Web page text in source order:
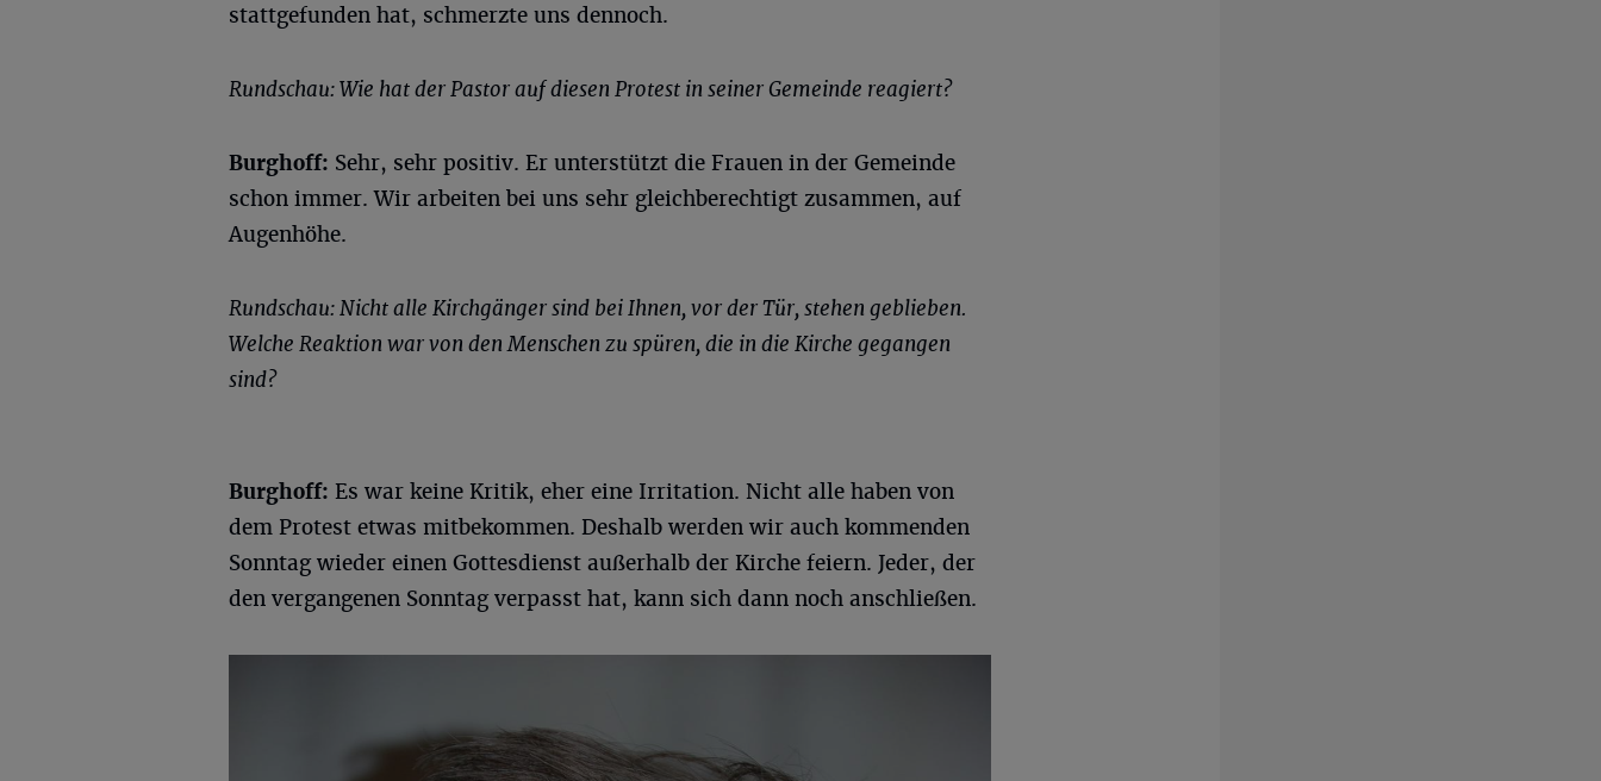
stattgefunden hat, schmerzte uns dennoch.
Rundschau: Wie hat der Pastor auf diesen Protest in seiner Gemeinde reagiert?
Burghoff: Sehr, sehr positiv. Er unterstützt die Frauen in der Gemeinde
schon immer. Wir arbeiten bei uns sehr gleichberechtigt zusammen, auf
Augenhöhe.
Rundschau: Nicht alle Kirchgänger sind bei Ihnen, vor der Tür, stehen geblieben.
Welche Reaktion war von den Menschen zu spüren, die in die Kirche gegangen
sind?
Burghoff: Es war keine Kritik, eher eine Irritation. Nicht alle haben von
dem Protest etwas mitbekommen. Deshalb werden wir auch kommenden
Sonntag wieder einen Gottesdienst außerhalb der Kirche feiern. Jeder, der
den vergangenen Sonntag verpasst hat, kann sich dann noch anschließen.